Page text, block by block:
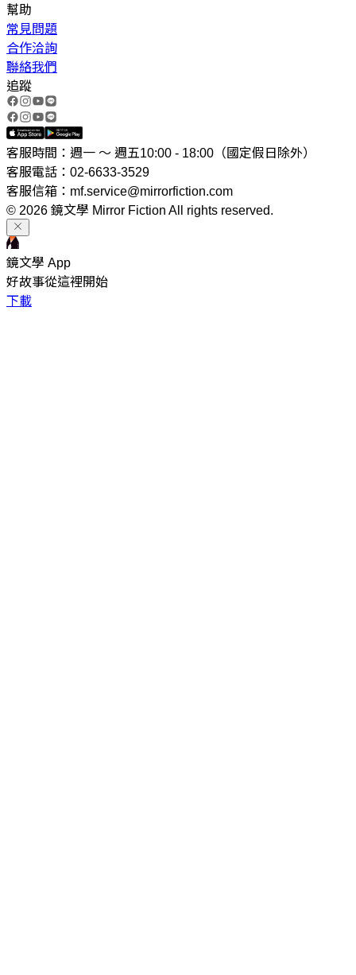
幫助
常見問題
合作洽詢
聯絡我們
追蹤
客服時間：週一 ～ 週五10:00 - 18:00（國定假日除外）
客服電話：02-6633-3529
客服信箱：mf.service@mirrorfiction.com
© 2026 鏡文學 Mirror Fiction All rights reserved.
鏡文學 App
好故事從這裡開始
下載